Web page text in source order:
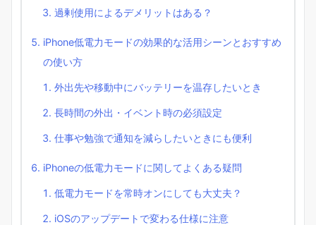
過剰使用によるデメリットはある？
iPhone低電力モードの効果的な活用シーンとおすすめ
の使い方
外出先や移動中にバッテリーを温存したいとき
長時間の外出・イベント時の必須設定
仕事や勉強で通知を減らしたいときにも便利
iPhoneの低電力モードに関してよくある疑問
低電力モードを常時オンにしても大丈夫？
iOSのアップデートで変わる仕様に注意